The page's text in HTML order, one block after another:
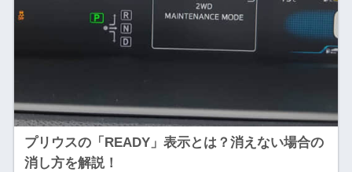
プリウスの「READY」表示とは？消えない場合の
消し方を解説！